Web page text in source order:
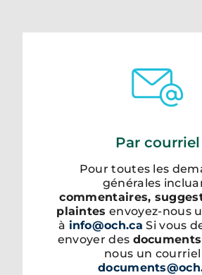
Par courriel
Pour toutes les
générales
commentaires,
plaintes envoyez-nous
à info@och.ca Si vous
envoyer des documents
nous un courriel